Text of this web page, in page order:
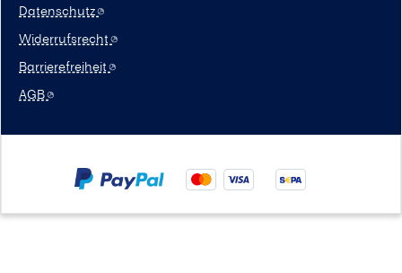
Datenschutz
Widerrufsrecht
Barrierefreiheit
AGB